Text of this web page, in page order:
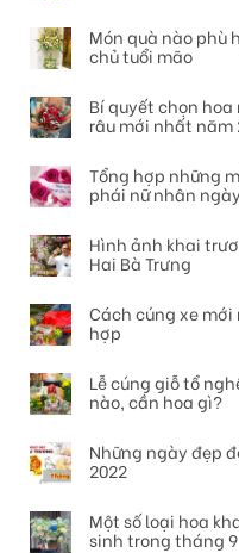
Món quà nào phù
chủ tuổi mão
Bí quyết chọn
râu mới nhất năm
Tổng hợp những
phái nữ nhân
Hình ảnh khai
Hai Bà Trưng
Cách cúng xe
hợp
Lễ cúng giỗ tổ
nào, cần hoa gì?
Những ngày đẹp
2022
Một số loại hoa
sinh trong tháng 9